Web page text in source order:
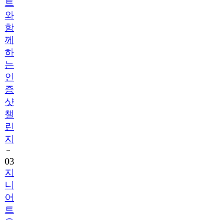
함
께
하
는
인
증
샷
챌
린
지
03
지
니
어
트
음
식